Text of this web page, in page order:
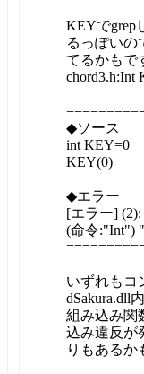
KEYでgrep
るっぽいの
てるかもで
◆ソース
int KEY=0
KEY(0)
◆エラー
[エラー]
(命令:"Int")
いずれもコ
dSakura.dll
組み込み関
込み違反が
りもあるか